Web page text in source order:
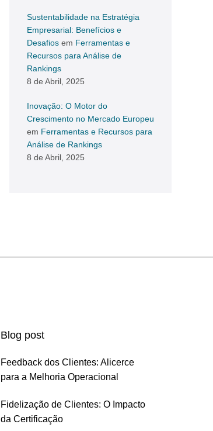
Sustentabilidade na Estratégia
Empresarial: Benefícios e
Desafios em Ferramentas e
Recursos para Análise de
Rankings
8 de Abril, 2025
Inovação: O Motor do
Crescimento no Mercado Europeu
em Ferramentas e Recursos para
Análise de Rankings
8 de Abril, 2025
Blog post
Feedback dos Clientes: Alicerce
para a Melhoria Operacional
Fidelização de Clientes: O Impacto
da Certificação